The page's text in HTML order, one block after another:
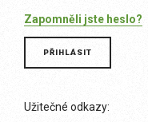
Zapomněli jste heslo?
Užitečné odkazy: